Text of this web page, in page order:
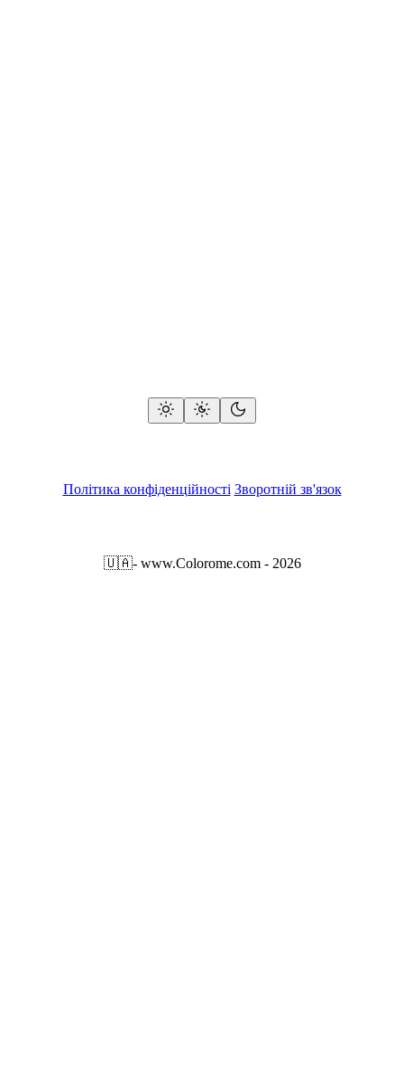
Політика конфіденційності Зворотній зв'язок
🇺🇦- www.Colorome.com - 2026